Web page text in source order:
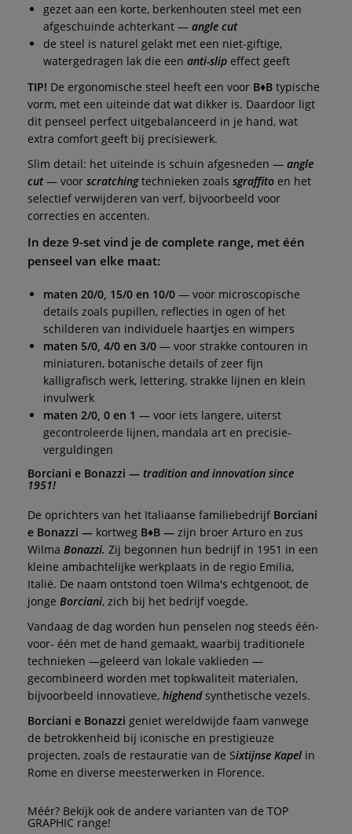
gezet aan een korte, berkenhouten steel met een
afgeschuinde achterkant — angle cut
de steel is naturel gelakt met een niet-giftige,
watergedragen lak die een anti-slip effect geeft
TIP! De ergonomische steel heeft een voor B♦B typische
vorm, met een uiteinde dat wat dikker is. Daardoor ligt
dit penseel perfect uitgebalanceerd in je hand, wat
extra comfort geeft bij precisiewerk.
Slim detail: het uiteinde is schuin afgesneden — angle
cut— voor scratchingtechnieken zoals sgraffito en het
selectief verwijderen van verf, bijvoorbeeld voor
correcties en accenten.
In deze 9-set vind je de complete range, met één
penseel van elke maat:
maten 20/0, 15/0 en 10/0 — voor microscopische
details zoals pupillen, reflecties in ogen of het
schilderen van individuele haartjes en wimpers
maten 5/0, 4/0 en 3/0 — voor strakke contouren in
miniaturen, botanische details of zeer fijn
kalligrafisch werk, lettering, strakke lijnen en klein
invulwerk
maten 2/0, 0 en 1 — voor iets langere, uiterst
gecontroleerde lijnen, mandala art en precisie-
verguldingen
Borciani e Bonazzi — tradition and innovation since
1951!
De oprichters van het Italiaanse familiebedrijf Borciani
e Bonazzi — kortweg B♦B — zijn broer Arturo en zus
Wilma Bonazzi. Zij begonnen hun bedrijf in 1951 in een
kleine ambachtelijke werkplaats in de regio Emilia,
Italië. De naam ontstond toen Wilma's echtgenoot, de
jonge Borciani, zich bij het bedrijf voegde.
Vandaag de dag worden hun penselen nog steeds één-
voor- één met de hand gemaakt, waarbij traditionele
technieken —geleerd van lokale vaklieden —
gecombineerd worden met topkwaliteit materialen,
bijvoorbeeld innovatieve, highendsynthetische vezels.
Borciani e Bonazzi geniet wereldwijde faam vanwege
de betrokkenheid bij iconische en prestigieuze
projecten, zoals de restauratie van de Sixtijnse Kapel in
Rome en diverse meesterwerken in Florence.
Méér? Bekijk ook de andere varianten van de TOP
GRAPHIC range!